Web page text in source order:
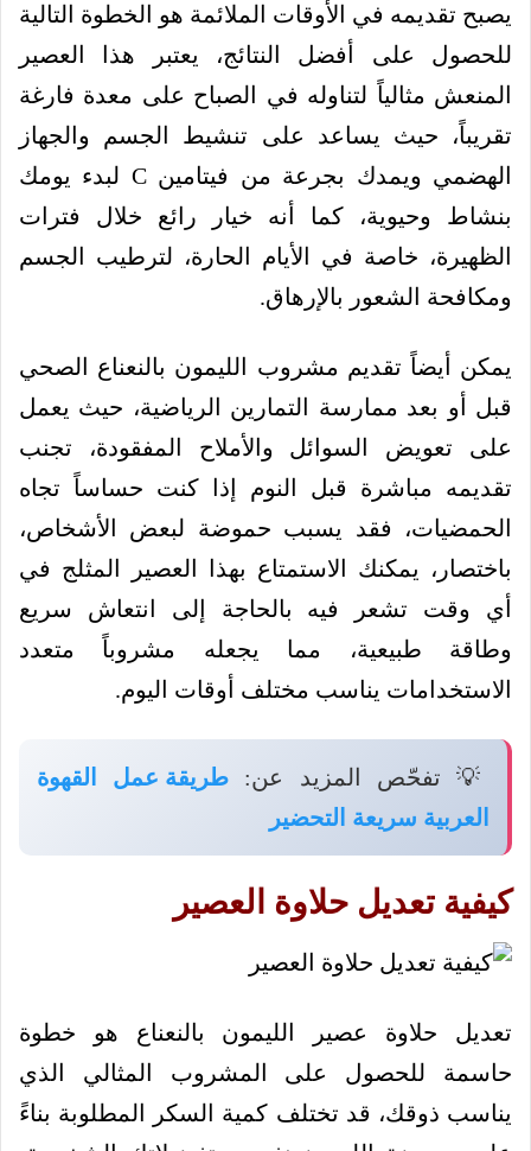
يصبح تقديمه في الأوقات الملائمة هو الخطوة التالية
للحصول على أفضل النتائج، يعتبر هذا العصير
المنعش مثالياً لتناوله في الصباح على معدة فارغة
تقريباً، حيث يساعد على تنشيط الجسم والجهاز
الهضمي ويمدك بجرعة من فيتامين C لبدء يومك
بنشاط وحيوية، كما أنه خيار رائع خلال فترات
الظهيرة، خاصة في الأيام الحارة، لترطيب الجسم
ومكافحة الشعور بالإرهاق.
يمكن أيضاً تقديم مشروب الليمون بالنعناع الصحي
قبل أو بعد ممارسة التمارين الرياضية، حيث يعمل
على تعويض السوائل والأملاح المفقودة، تجنب
تقديمه مباشرة قبل النوم إذا كنت حساساً تجاه
الحمضيات، فقد يسبب حموضة لبعض الأشخاص،
باختصار، يمكنك الاستمتاع بهذا العصير المثلج في
أي وقت تشعر فيه بالحاجة إلى انتعاش سريع
وطاقة طبيعية، مما يجعله مشروباً متعدد
الاستخدامات يناسب مختلف أوقات اليوم.
💡 تفحّص المزيد عن: طريقة عمل القهوة
العربية سريعة التحضير
كيفية تعديل حلاوة العصير
تعديل حلاوة عصير الليمون بالنعناع هو خطوة
حاسمة للحصول على المشروب المثالي الذي
يناسب ذوقك، قد تختلف كمية السكر المطلوبة بناءً